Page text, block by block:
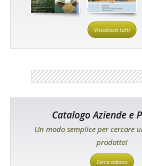
Visualizza tutti
Catalogo Aziende e
Un modo semplice per cercare
prodotto!
Cerca adesso